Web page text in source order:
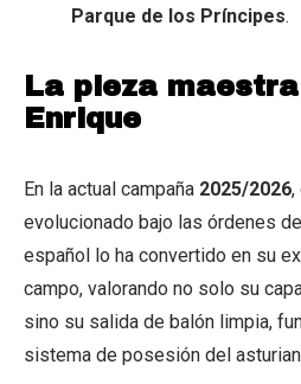
Parque de los Príncipes.
La pieza
Enrique
En la actual campaña 2025/2026,
evolucionado bajo las órdenes de
español lo ha convertido en su
campo, valorando no solo su
sino su salida de balón limpia,
sistema de posesión del